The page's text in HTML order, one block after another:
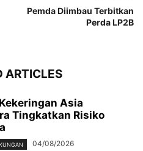
Pemda Diimbau Terbitkan
Perda LP2B
ARTICLES
Asia
Tingkatkan Risiko
04/08/2026